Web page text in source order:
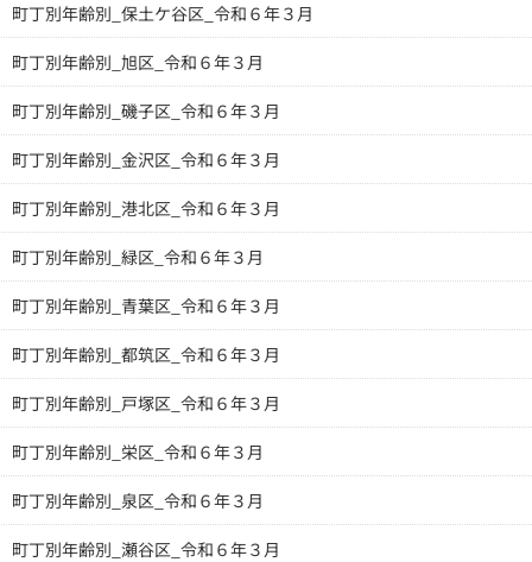
町丁別年齢別_保土ケ谷区_令和６年３月
町丁別年齢別_旭区_令和６年３月
町丁別年齢別_磯子区_令和６年３月
町丁別年齢別_金沢区_令和６年３月
町丁別年齢別_港北区_令和６年３月
町丁別年齢別_緑区_令和６年３月
町丁別年齢別_青葉区_令和６年３月
町丁別年齢別_都筑区_令和６年３月
町丁別年齢別_戸塚区_令和６年３月
町丁別年齢別_栄区_令和６年３月
町丁別年齢別_泉区_令和６年３月
町丁別年齢別_瀬谷区_令和６年３月